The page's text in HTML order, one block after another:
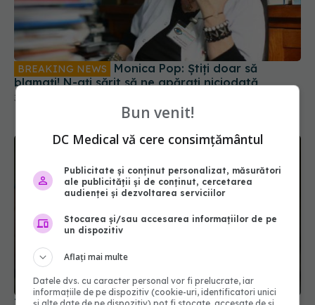
BREAKING NEWS
blamați! N-ați sărit să ne apărați niciodată
30 noi 2018, 09:50
Bun venit!
DC Medical vă cere consimțământul
Publicitate și conținut personalizat, măsurători
ale publicității și de conținut, cercetarea
audienței și dezvoltarea serviciilor
Stocarea și/sau accesarea informațiilor de pe
un dispozitiv
Aflați mai multe
Datele dvs. cu caracter personal vor fi prelucrate, iar
informațiile de pe dispozitiv (cookie-uri, identificatori unici